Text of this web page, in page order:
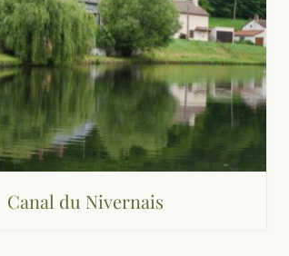
Canal du Nivernais